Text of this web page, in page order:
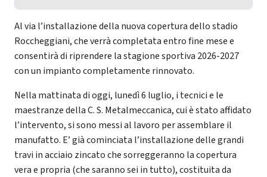
Al via l’installazione della nuova copertura dello stadio
Roccheggiani, che verrà completata entro fine mese e
consentirà di riprendere la stagione sportiva 2026-2027
con un impianto completamente rinnovato.
Nella mattinata di oggi, lunedì 6 luglio, i tecnici e le
maestranze della C. S. Metalmeccanica, cui è stato affidato
l’intervento, si sono messi al lavoro per assemblare il
manufatto. E’ già cominciata l’installazione delle grandi
travi in acciaio zincato che sorreggeranno la copertura
vera e propria (che saranno sei in tutto), costituita da